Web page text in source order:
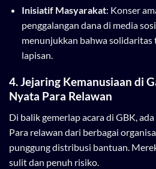
Inisiatif Masyarakat: Konser
penggalangan dana di media
menunjukkan bahwa solidaritas
lapisan.
4. Jejaring Kemanusiaan di
Nyata Para Relawan
Di balik gemerlap acara di GBK,
Para relawan dari berbagai
punggung distribusi bantuan.
sulit dan penuh risiko.